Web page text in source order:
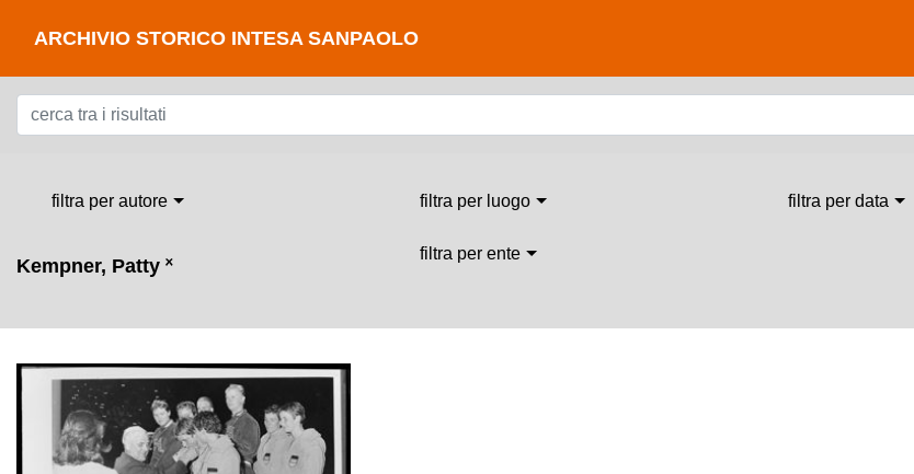
ARCHIVIO STORICO INTESA SANPAOLO
filtra per autore filtra per luogo filtra per data
Kempner, Patty ˟
filtra per ente